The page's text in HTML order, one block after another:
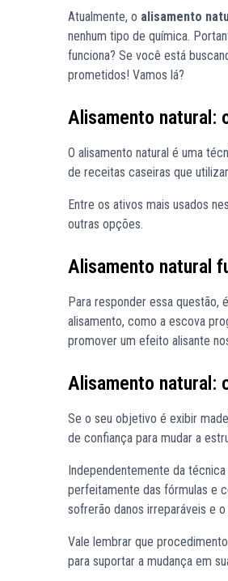
Atualmente, o alisamento
nenhum tipo de química.
funciona? Se você está
prometidos! Vamos lá?
Alisamento natural:
O alisamento natural é uma
de receitas caseiras que
Entre os ativos mais usados
outras opções.
Alisamento natural
Para responder essa questão,
alisamento, como a escova
promover um efeito alisante
Alisamento natural:
Se o seu objetivo é exibir
de confiança para mudar a
Independentemente da
perfeitamente das fórmulas e
sofrerão danos irreparáveis e
Vale lembrar que
para suportar a mudança em